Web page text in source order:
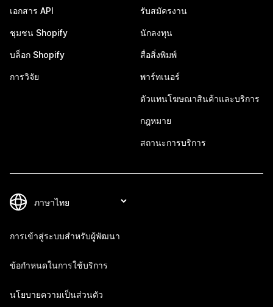
เอกสาร API
ชุมชน Shopify
บล็อก Shopify
การวิจัย
รับสมัครงาน
นักลงทุน
สื่อสิ่งพิมพ์
พาร์ทเนอร์
ตัวแทนโฆษณาสินค้าและบริการ
กฎหมาย
สถานะการบริการ
การเข้าสู่ระบบสำหรับผู้พัฒนา
ข้อกำหนดในการใช้บริการ
นโยบายความเป็นส่วนตัว